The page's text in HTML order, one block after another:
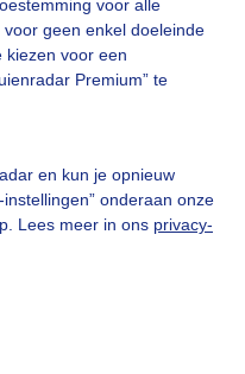
voor alle
geen enkel doeleinde
kiezen voor een
Premium” te
en kun je opnieuw
onderaan onze
Lees meer in ons privacy-